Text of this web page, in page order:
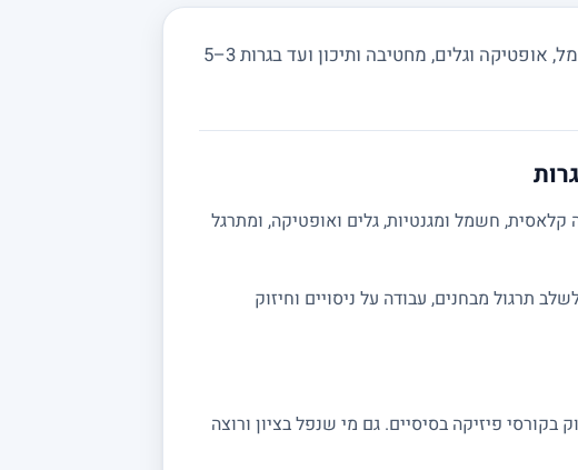
מחפשים מורה פרטי לפיזיקה בגן הדרום ובסביבה? מורים באתר מורה מורה מלמדים מכניקה, חשמל, אופטיקה וגלים, מחטיבה ותיכון ועד בגרות 3–5
חשמל ומגנטיות, גלים ואופטיקה, ומתרגל
יסודות בחטיבה ועד הכנה מלאה לבגרות 5 יחידות. אפשר לשלב תרגול מבחנים, עבודה על ניסויים וחיזוק
ולסטודנטים שצריכים חיזוק בקורסי פיזיקה בסיסיים. גם מי שנפל בציון ורוצה